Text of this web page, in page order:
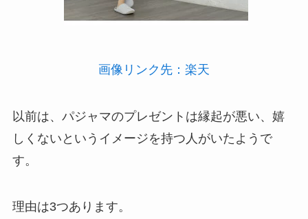
画像リンク先：楽天
以前は、パジャマのプレゼントは縁起が悪い、嬉
しくないというイメージを持つ人がいたようで
す。
理由は3つあります。